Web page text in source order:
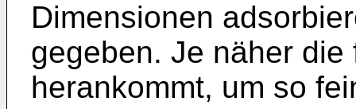
Dimensionen
gegeben. Je näher
herankommt, um so